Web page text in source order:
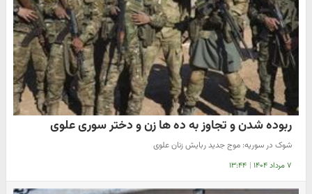
ربوده شدن و تجاوز به ده ها زن و دختر سوری علوی
شوک در سوریه: موج جدید ربایش زنان علوی
۷ مرداد ۱۴۰۴ | ۱۳:۴۴